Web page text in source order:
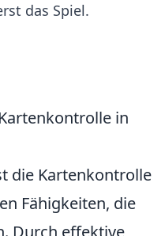
das Spiel.
in
die Kartenkontrolle
Fähigkeiten, die
Durch effektive